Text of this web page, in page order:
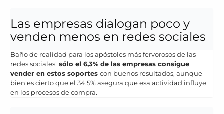
Las empresas dialogan poco y
venden menos en redes sociales
Baño de realidad para los apóstoles más fervorosos de las
redes sociales: sólo el 6,3% de las empresas consigue
vender en estos soportes con buenos resultados, aunque
bien es cierto que el 34,5% asegura que esa actividad influye
en los procesos de compra.